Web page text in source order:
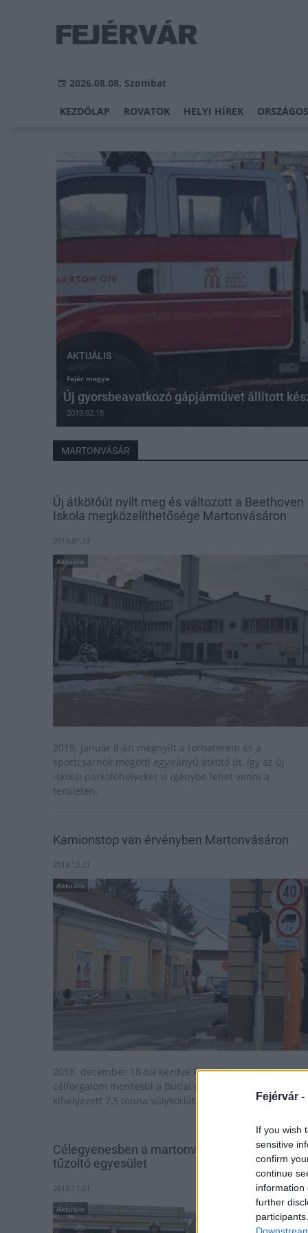
Fejérvár -
If you wish
sensitive
confirm
continue
information
further
2026.08.08, Szombat
KEZDŐLAP ROVATOK HELYI HÍREK
AKTUÁLIS
Fejér megye
Új gyorsbeavatkozó gápjárművet állított
2019.02.18
MARTONVÁSÁR
Új átkötőút nyílt meg és változott a Beethoven
Iskola megközelíthetősége Martonvásáron
2019.01.13
Aktuális
2019. január 8-án megnyílt a tornaterem és a
sportcsarnok mögötti egyirányú átkötő út, így az új
iskolai parkolóhelyeket is igénybe lehet venni a
területen.
Kamionstop van érvényben Martonvásáron
2018.12.21
Aktuális
2018. december 18-tól kezdve kizárólag a helyi
célforgalom mentesül a Budai úton (7-es sz. főút)
kihelyezett 7,5 tonna súlykorlátozású tilalom alól.
Célegyenesben a martonvásári önkéntes
tűzoltó egyesület
2018.11.01
Aktuális